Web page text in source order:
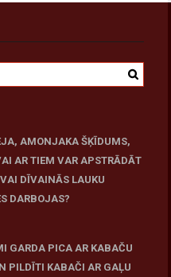
AMONJAKA ŠĶĪDUMS,
AR TIEM VAR APSTRĀDĀT
DĪVAINĀS LAUKU
DARBOJAS?
GARDA PICA AR KABAČU
PILDĪTI KABAČI AR GAĻU